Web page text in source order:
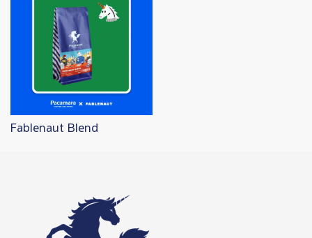
Fablenaut Blend